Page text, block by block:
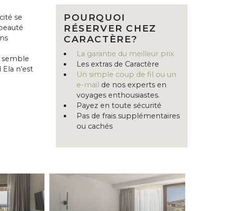
se
semble
n’est
POURQUOI
RÉSERVER CHEZ
CARACTÈRE?
La garantie du meilleur prix
Les extras de Caractère
Un simple coup de fil ou un
e-mail de nos experts en
voyages enthousiastes.
Payez en toute sécurité
Pas de frais supplémentaires
ou cachés